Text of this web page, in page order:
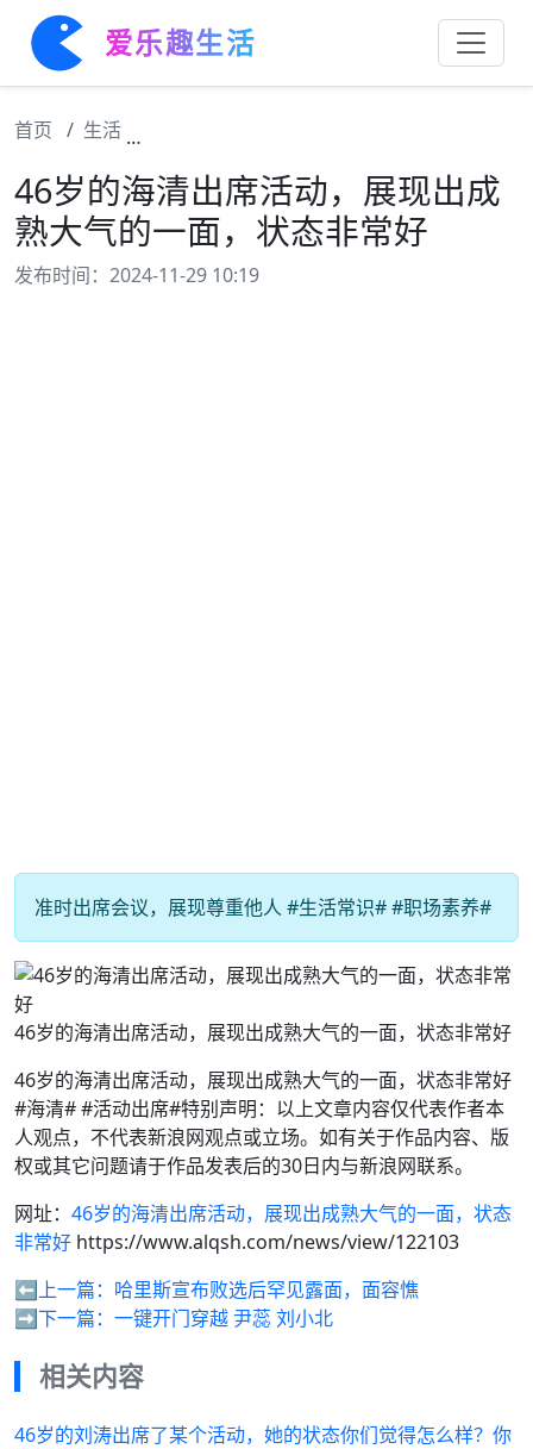
爱乐趣生活
首页 生活
46岁的海清出席活动，展现出成
熟大气的一面，状态非常好
发布时间：2024-11-29 10:19
准时出席会议，展现尊重他人 #生活常识# #职场素养#
46岁的海清出席活动，展现出成熟大气的一面，状态非常好
46岁的海清出席活动，展现出成熟大气的一面，状态非常好
#海清# #活动出席#特别声明：以上文章内容仅代表作者本
人观点，不代表新浪网观点或立场。如有关于作品内容、版
权或其它问题请于作品发表后的30日内与新浪网联系。
网址： 46岁的海清出席活动，展现出成熟大气的一面，状态
非常好 https://www.alqsh.com/news/view/122103
⬅️上一篇： 哈里斯宣布败选后罕见露面，面容憔
➡️下一篇： 一键开门穿越 尹蕊 刘小北
相关内容
46岁的刘涛出席了某个活动，她的状态你们觉得怎么样？你